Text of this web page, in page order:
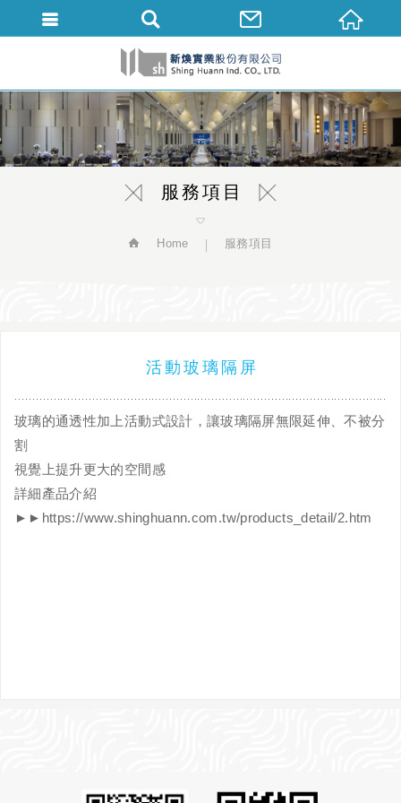
服務項目
Home 服務項目
活動玻璃隔屏
玻璃的通透性加上活動式設計，讓玻璃隔屏無限延伸、不被分
割
視覺上提升更大的空間感
詳細產品介紹
►► https://www.shinghuann.com.tw/products_detail/2.htm
繁體中文